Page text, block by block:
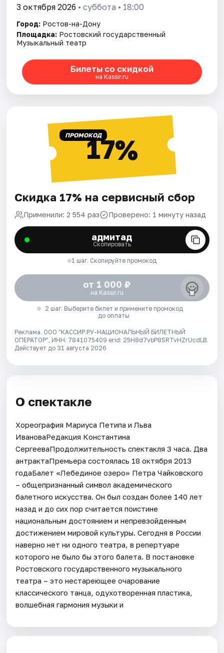
3 октября 2026 • суббота • 18:00
Город: Ростов-на-Дону
Площадка: Ростовский государственный
Музыкальный театр
Билеты со скидкой
на Kassir.ru
ПРОМОКОД17%
Скидка 17% на сервисный сбор
Применили: 2 554 раз Проверено: 1 минуту назад
адмитад
Скопировать
1 шаг. Скопируйте промокод
от 1 000 ₽
на Kassir.ru
2 шаг. Выберите билет и примените промокод
до оплаты
Реклама. ООО "КАССИР.РУ-НАЦИОНАЛЬНЫЙ БИЛЕТНЫЙ
ОПЕРАТОР", ИНН: 7841075409 erid: 25H8d7vbP8SRTvHZrUcdLB.
Действует до 31 августа 2026
О спектакле
Хореография Мариуса Петипа и Льва
ИвановаРедакция Константина
СергееваПродолжительность спектакля 3 часа. Два
антрактаПремьера состоялась 18 октября 2013
годаБалет «Лебединое озеро» Петра Чайковского
– общепризнанный символ академического
балетного искусства. Он был создан более 140 лет
назад и до сих пор считается поистине
национальным достоянием и непревзойденным
достижением мировой культуры. Сегодня в России
наверно нет ни одного театра, в репертуаре
которого не было бы этого балета. В постановке
Ростовского государственного музыкального
театра – это нестареющее очарование
классического танца, одухотворенная пластика,
волшебная гармония музыки и